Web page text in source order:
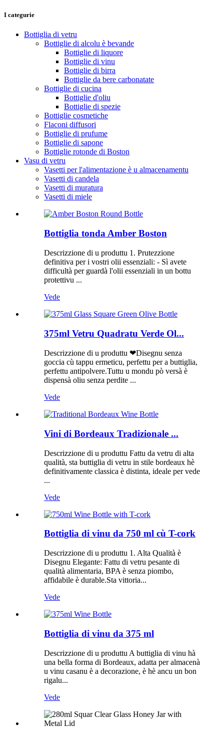
I categurie
Bottiglia di vetru
Bottiglie di alcolu è bevande
Bottiglie di liquore
Bottiglie di vinu
Bottiglie di birra
Bottiglie da bere carbonatate
Bottiglie di cucina
Bottiglie d'oliu
Bottiglie di spezie
Bottiglie cosmetiche
Flaconi diffusori
Bottiglie di prufume
Bottiglie di sapone
Bottiglie rotonde di Boston
Vasu di vetru
Vasetti per l'alimentazione è u almacenamentu
Vasetti di candela
Vasetti di muratura
Vasetti di miele
Bottiglia tonda Amber Boston
Descrizzione di u produttu 1. Prutezzione
definitiva per i vostri olii essenziali: - Sì avete
difficultà per guardà l'olii essenziali in un bottu
protettivu ...
Vede
375ml Vetru Quadratu Verde Ol...
Descrizzione di u produttu ❤Disegnu senza
goccia cù tappu ermeticu, perfettu per a buttiglia,
perfettu antipolvere.Tuttu u mondu pò versà è
dispensà oliu senza perdite ...
Vede
Vini di Bordeaux Tradizionale ...
Descrizzione di u produttu Fattu da vetru di alta
qualità, sta buttiglia di vetru in stile bordeaux hè
definitivamente classica è distinta, ideale per vede
...
Vede
Bottiglia di vinu da 750 ml cù T-cork
Descrizzione di u produttu 1. Alta Qualità è
Disegnu Elegante: Fattu di vetru pesante di
qualità alimentaria, BPA è senza piombo,
affidabile è durable.Sta vittoria...
Vede
Bottiglia di vinu da 375 ml
Descrizzione di u produttu A buttiglia di vinu hà
una bella forma di Bordeaux, adatta per almacenà
u vinu casanu è a decorazione, è hè ancu un bon
rigalu...
Vede